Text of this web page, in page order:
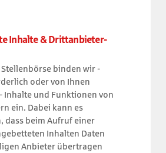
Inhalte & Drittanbieter-
binden wir -
oder von Ihnen
Inhalte und Funktionen von
ein. Dabei kann es
dass beim Aufruf einer
Inhalten Daten
Anbieter übertragen